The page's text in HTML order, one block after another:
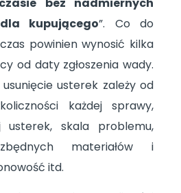
kupującego”. Co do
powinien wynosić kilka
od daty zgłoszenia wady.
usterek zależy od
każdej sprawy,
skala problemu,
materiałów i
itd.